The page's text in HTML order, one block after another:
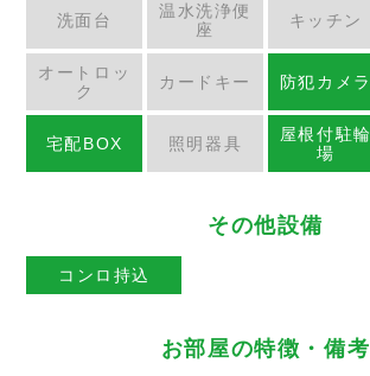
洗面台
温水洗浄便
座
キッチン
オートロッ
ク
カードキー 防犯カメラ
宅配BOX 照明器具
屋根付駐輪
場
その他設備
コンロ持込
お部屋の特徴・備考